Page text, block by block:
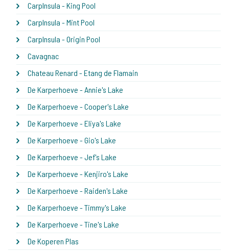
CarpInsula - King Pool
CarpInsula - Mint Pool
CarpInsula - Origin Pool
Cavagnac
Chateau Renard - Etang de Flamain
De Karperhoeve - Annie's Lake
De Karperhoeve - Cooper's Lake
De Karperhoeve - Eliya's Lake
De Karperhoeve - Gio's Lake
De Karperhoeve - Jef's Lake
De Karperhoeve - Kenjiro's Lake
De Karperhoeve - Raiden's Lake
De Karperhoeve - Timmy's Lake
De Karperhoeve - Tine's Lake
De Koperen Plas